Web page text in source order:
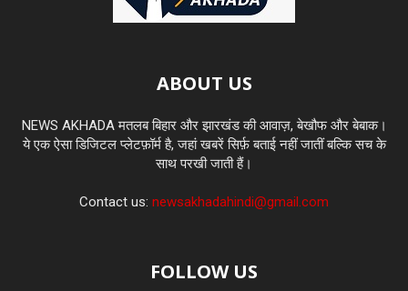
ABOUT US
NEWS AKHADA मतलब बिहार और झारखंड की आवाज़, बेखौफ और बेबाक।
ये एक ऐसा डिजिटल प्लेटफ़ॉर्म है, जहां खबरें सिर्फ़ बताई नहीं जातीं बल्कि सच के
साथ परखी जाती हैं।
Contact us: newsakhadahindi@gmail.com
FOLLOW US